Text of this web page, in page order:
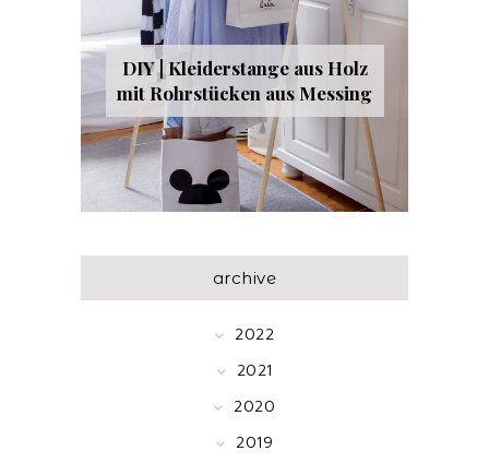
DIY | Kleiderstange aus Holz
mit Rohrstücken aus Messing
archive
2022
2021
2020
2019